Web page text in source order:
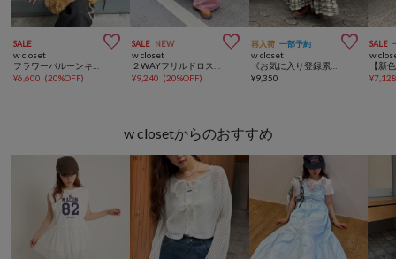
SALE 
w closet
¥6,600 (20%OFF)
SALE NEW 
w closet
¥9,240 (20%OFF)
再入荷 一部予約 
w closet
¥9,350
SALE
w
¥
w closetからのおすすめ